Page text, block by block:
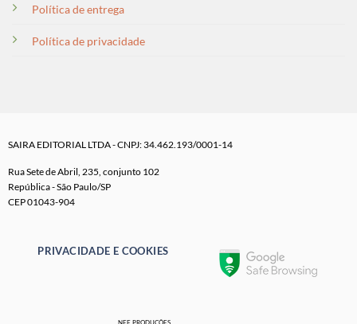
Política de entrega
Política de privacidade
SAIRA EDITORIAL LTDA - CNPJ: 34.462.193/0001-14
Rua Sete de Abril, 235, conjunto 102
República - São Paulo/SP
CEP 01043-904
PRIVACIDADE E COOKIES